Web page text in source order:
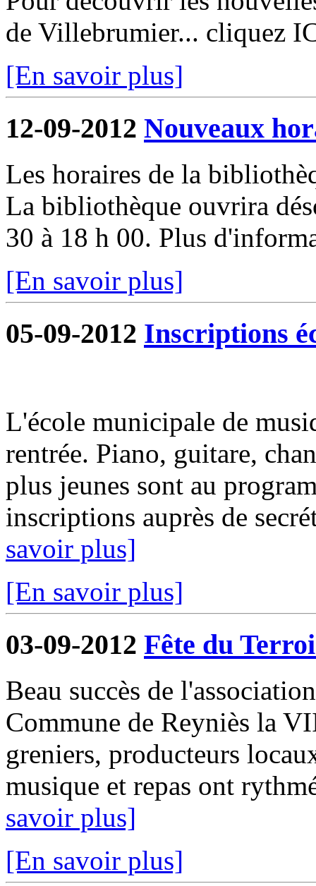
de Villebrumier... cliquez
[En savoir plus]
12-09-2012 Nouveaux
Les horaires de la
La bibliothèque ouvrira
30 à 18 h 00. Plus
[En savoir plus]
05-09-2012 Inscriptions
L'école municipale de
rentrée. Piano, guitare,
plus jeunes sont au
inscriptions auprès de
savoir plus]
[En savoir plus]
03-09-2012 Fête du
Beau succès de
Commune de Reyniès la
greniers, producteurs
musique et repas ont
savoir plus]
[En savoir plus]